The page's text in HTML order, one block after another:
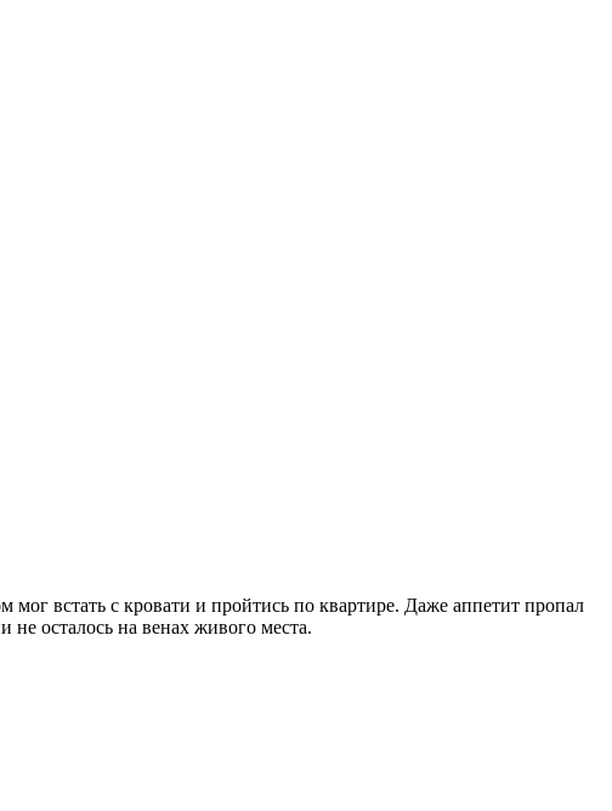
встать с кровати и пройтись по квартире. Даже аппетит пропал
осталось на венах живого места.